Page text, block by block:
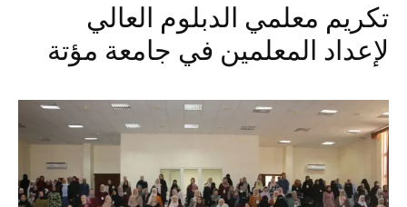
تكريم معلمي الدبلوم العالي
لإعداد المعلمين في جامعة مؤتة